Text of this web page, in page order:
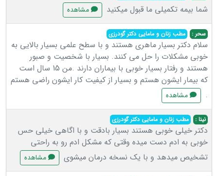
شما بیمه تکمیلی ما قبول میکنید مشاهده
سحر : مطب زنان و مامایی دکتر گودرزی
سلام دکتر بسیار ماهری هستند و با سطح علمی بسیار بالایی به
خوبی مشکلات را حل می کنند. بسیار با شخصیت و صبور
هستند و رفتار بسیار خوبی با بیماران دارند .من 15 سال است
که بیمار ایشون هستم و بسیار از کیفیت کار ایشون راضی هستم
.
مشاهده
نینا : مطب زنان و مامایی دکتر گودرزی
دکتر خیلی خوبی هستند بسیار بادقت و با اگاهی خیلی حس
خوبی به ادم دست میده وقتی که مشکل ادم رو به راحتی
تشخیص میدهد و با یک نسخه درمان میشوی
مشاهده